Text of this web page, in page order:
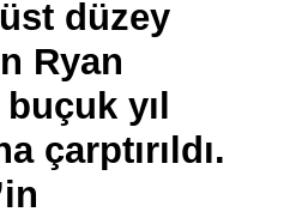
düzey
Ryan
yıl
çarptırıldı.